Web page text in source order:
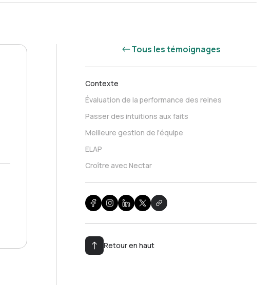
Tous les témoignages
Contexte
Évaluation de la performance des reines
Passer des intuitions aux faits
Meilleure gestion de l'équipe
ELAP
Croître avec Nectar
Retour en haut